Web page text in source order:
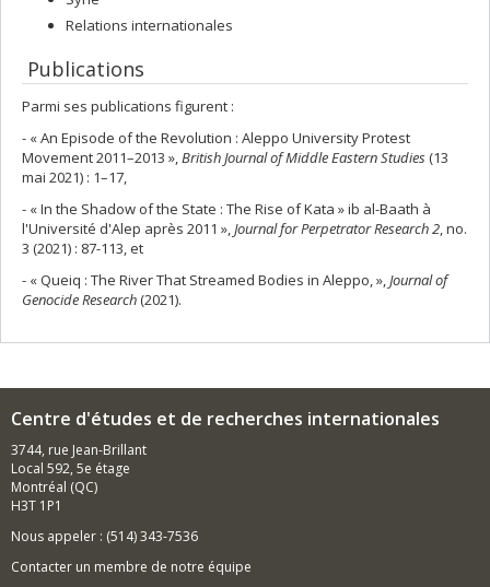
Relations internationales
Publications
Parmi ses publications figurent :
- « An Episode of the Revolution : Aleppo University Protest
Movement 2011–2013 »,British Journal of Middle Eastern Studies(13
mai 2021) : 1–17,
- « In the Shadow of the State : The Rise of Kata » ib al-Baath à
l'Université d'Alep après 2011 »,Journal for Perpetrator Research 2, no.
3 (2021) : 87-113, et
- « Queiq : The River That Streamed Bodies in Aleppo, »,Journal of
Genocide Research(2021).
Centre d'études et de recherches internationales
3744, rue Jean-Brillant
Local 592, 5e étage
Montréal (QC)
H3T 1P1
Nous appeler : (514) 343-7536
Contacter un membre de notre équipe